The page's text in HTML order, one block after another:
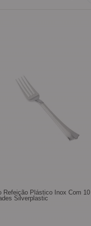
Refeição Plástico Inox Com 10
Silverplastic